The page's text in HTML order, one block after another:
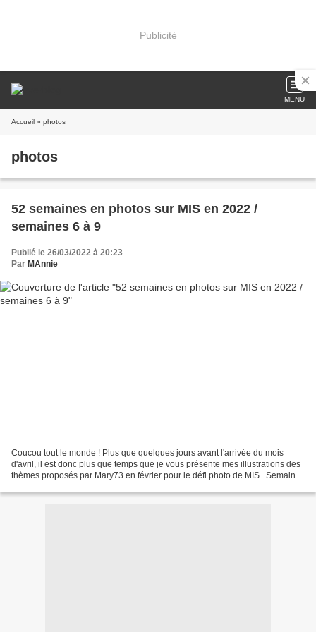
Publicité
MENU
Accueil » photos
photos
52 semaines en photos sur MIS en 2022 /
semaines 6 à 9
Publié le 26/03/2022 à 20:23
Par MAnnie
Coucou tout le monde ! Plus que quelques jours avant l'arrivée du mois
d'avril, il est donc plus que temps que je vous présente mes illustrations des
thèmes proposés par Mary73 en février pour le défi photo de MIS . Semaine